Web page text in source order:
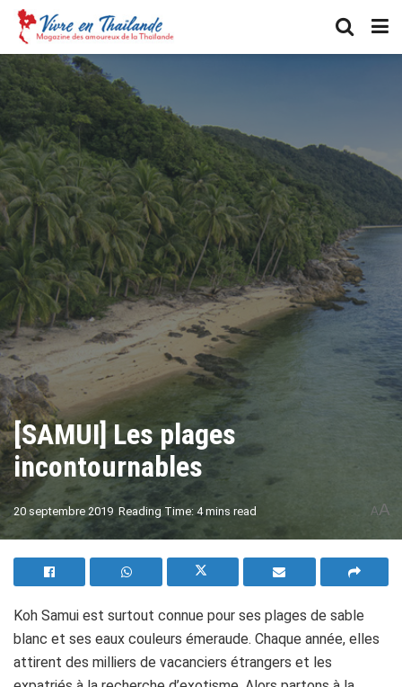
[SAMUI] Les plages
incontournables
20 septembre 2019 Reading Time: 4 mins read AA
Koh Samui est surtout connue pour ses plages de sable
blanc et ses eaux couleurs émeraude. Chaque année, elles
attirent des milliers de vacanciers étrangers et les